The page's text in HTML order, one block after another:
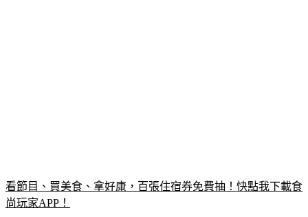
看節目、買美食、拿好康，百張住宿券免費抽！快點我下載食
尚玩家APP！